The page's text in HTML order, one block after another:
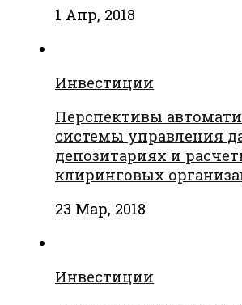
1 Апр, 2018
Инвестиции
Перспективы
системы управления
депозитариях и
клиринговых
23 Мар, 2018
Инвестиции